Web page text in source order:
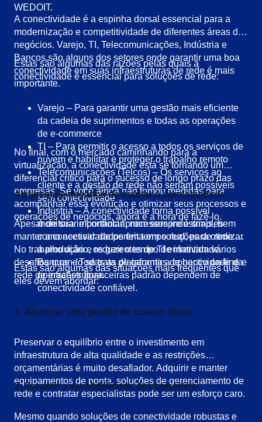
WEDOIT.
A conectividade é a espinha dorsal essencial para a
modernização e competitividade de diferentes áreas de
negócios. Varejo, TI, Telecomunicações, Indústria e
Bancos são alguns dos setores onde garantir uma boa
conectividade em suas infraestruturas de rede é mais
importante.
Estas são algumas das razões pelas quais a
conectividade é essencial para soluções de rede:
Varejo – Para garantir uma gestão mais eficiente
da cadeia de suprimentos e todas as operações
de e-commerce
TI – Para permitir o acesso a todos os serviços de
nuvem e habilitar e proteger o trabalho remoto
Telecomunicações (Telcos) – Os serviços ao
cliente e a gestão de rede não seriam possíveis
sem conectividade
Indústria – A conectividade torna possível
monitorar e controlar processos industriais, bem
como acessar dados em tempo real, para otimizar
a produção e reduzir o tempo de inatividade.
Bancos – Todas as plataformas de banco on-line e
operações financeiras padrão dependem de
conectividade confiável.
No final, com o mercado caminhando para a
virtualização, a conectividade está se tornando um
diferencial crítico para o sucesso de longo prazo das
empresas. Se você ainda não tomou medidas para
acompanhar essa evolução e otimizar seus processos e
operações de negócios, agora é a hora de fazê-lo.
4 principais desafios de manter a conectividade
Apesar de sua importância, nem sempre é simples
manter a conectividade perfeita em soluções de rede.
No trabalho diário, os gerentes de TI enfrentam vários
desafios quando se trata de garantir a conectividade da
rede de infraestrutura.
Estas são algumas das situações mais frequentes que
eles devem abordar:
1. Alcançar uma gestão de custos eficaz
Preservar o equilíbrio entre o investimento em
infraestrutura de alta qualidade e as restrições
orçamentárias é muito desafiador. Adquirir e manter
equipamentos de ponta, soluções de gerenciamento de
rede e contratar especialistas pode ser um esforço caro.
2. Garantir a escalabilidade dos negócios
Mesmo quando soluções de conectividade robustas e